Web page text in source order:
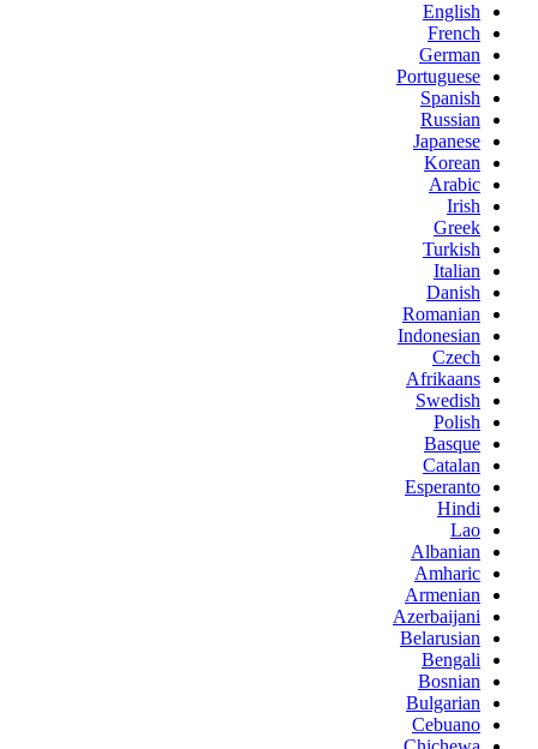
English
French
German
Portuguese
Spanish
Russian
Japanese
Korean
Arabic
Irish
Greek
Turkish
Italian
Danish
Romanian
Indonesian
Czech
Afrikaans
Swedish
Polish
Basque
Catalan
Esperanto
Hindi
Lao
Albanian
Amharic
Armenian
Azerbaijani
Belarusian
Bengali
Bosnian
Bulgarian
Cebuano